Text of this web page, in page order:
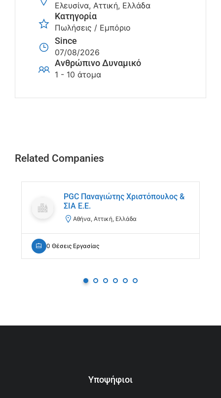
Ελευσίνα, Αττική, Ελλάδα
Κατηγορία
Πωλήσεις / Εμπόριο
Since
07/08/2026
Ανθρώπινο Δυναμικό
1 - 10 άτομα
Related Companies
PGC Παναγιώτης Χριστόπουλος &
ΣΙΑ Ε.Ε.
Αθήνα, Αττική, Ελλάδα
0 Θέσεις Εργασίας
Υποψήφιοι